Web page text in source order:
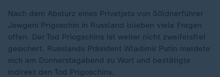
Nach dem Absturz eines Privatjets von Söldnerführer
Jewgeni Prigoschin in Russland blieben viele Fragen
offen. Der Tod Priogschins ist weiter nicht zweifelsfrei
gesichert. Russlands Präsident Wladimir Putin meldete
sich am Donnerstagabend zu Wort und bestätigte
indirekt den Tod Prigoschins.